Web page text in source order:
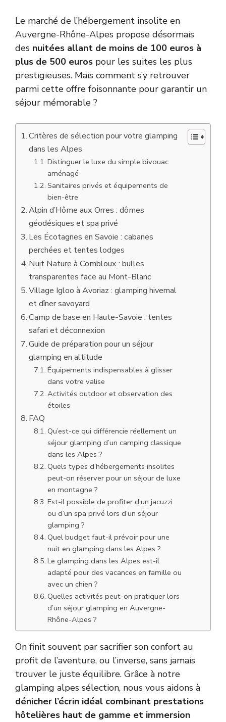
Le marché de l’hébergement insolite en
Auvergne-Rhône-Alpes propose désormais
des nuitées allant de moins de 100 euros à
plus de 500 euros pour les suites les plus
prestigieuses. Mais comment s’y retrouver
parmi cette offre foisonnante pour garantir un
séjour mémorable ?
Critères de sélection pour votre glamping
dans les Alpes
Distinguer le luxe du simple bivouac
aménagé
Sanitaires privés et équipements de
bien-être
Alpin d’Hôme aux Orres : dômes
géodésiques et spa privé
Les Écotagnes en Savoie : cabanes
perchées et tentes lodges
Nuit Nature à Combloux : bulles
transparentes face au Mont-Blanc
Village Igloo à Avoriaz : glamping hivernal
et dîner savoyard
Camp de base en Haute-Savoie : tentes
safari et déconnexion
Guide de préparation pour un séjour
glamping en altitude
Équipements indispensables à glisser
dans votre valise
Activités outdoor et observation des
étoiles
FAQ
Qu’est-ce qui différencie réellement un
séjour glamping d’un camping classique
dans les Alpes ?
Quels types d’hébergements insolites
peut-on réserver pour un séjour de luxe
en montagne ?
Est-il possible de profiter d’un jacuzzi
ou d’un spa privé lors d’un séjour
glamping ?
Quel budget faut-il prévoir pour une
nuit en glamping dans les Alpes ?
Le glamping dans les Alpes est-il
adapté pour des vacances en famille ou
avec un chien ?
Quelles activités peut-on pratiquer lors
d’un séjour glamping en Auvergne-
Rhône-Alpes ?
On finit souvent par sacrifier son confort au
profit de l’aventure, ou l’inverse, sans jamais
trouver le juste équilibre. Grâce à notre
glamping alpes sélection, nous vous aidons à
dénicher l’écrin idéal combinant prestations
hôtelières haut de gamme et immersion